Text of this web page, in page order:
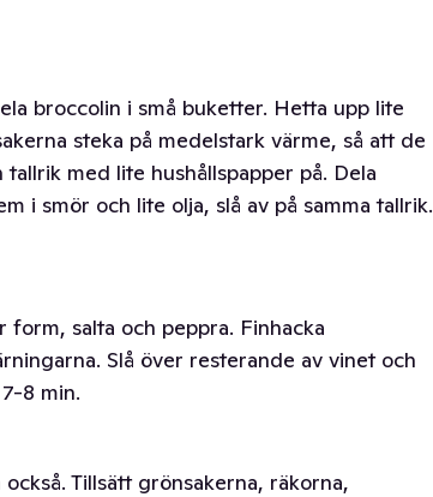
broccolin i små buketter. Hetta upp lite
steka på medelstark värme, så att de
med lite hushållspapper på. Dela
i smör och lite olja, slå av på samma tallrik.
salta och peppra. Finhacka
Slå över resterande av vinet och
8 min.
Tillsätt grönsakerna, räkorna,